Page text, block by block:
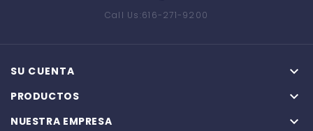
Call Us:616-271-9200
SU CUENTA 
PRODUCTOS 
NUESTRA EMPRESA 